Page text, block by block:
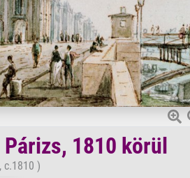
1810 körül
c.1810 )